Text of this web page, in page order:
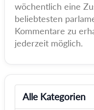
wöchentlich eine
beliebtesten
Kommentare zu
jederzeit möglich.
Alle Kategorien